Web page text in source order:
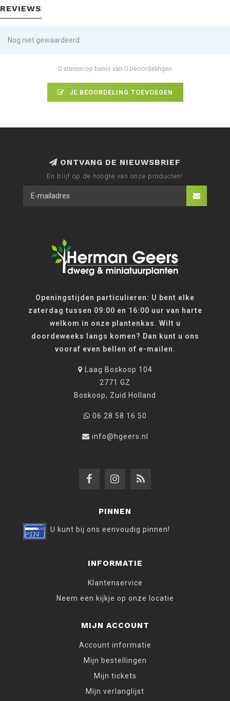
REVIEWS
Nog niet gewaardeerd
0 sterren op basis van 0 beoordelingen
JE BEOORDELING TOEVOEGEN
ONTVANG DE NIEUWSBRIEF
En blijf op de hoogte van onze producten!
Openingstijden particulieren: U bent elke
zaterdag tussen 09:00 en 16:00 uur van harte
welkom in onze plantenkas. Wilt u
doordeweeks langs komen? Dan kunt u ons
vooraf even bellen of e-mailen.
Laag Boskoop 104
2771 GZ
Boskoop, Zuid Holland
06 28 58 16 50
info@hgeers.nl
PINNEN
U kunt bij ons eenvoudig pinnen!
INFORMATIE
Klantenservice
Neem een kijkje op onze locatie
MIJN ACCOUNT
Account informatie
Mijn bestellingen
Mijn tickets
Mijn verlanglijst